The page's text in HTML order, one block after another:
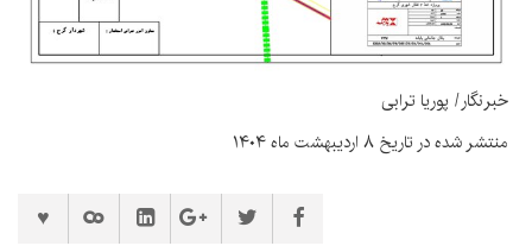
خبرنگار/ پوریا ترابی
منتشر شده در تاریخ ۸ اردیبهشت ماه ۱۴۰۴